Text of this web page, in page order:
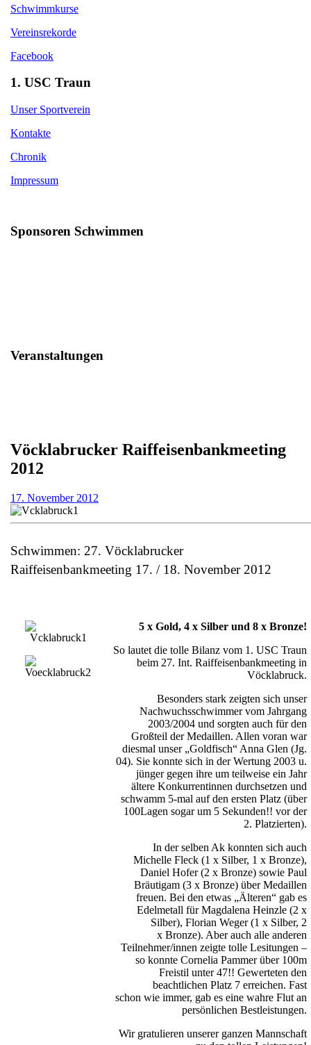
Schwimmkurse
Vereinsrekorde
Facebook
1. USC Traun
Unser Sportverein
Kontakte
Chronik
Impressum
Sponsoren Schwimmen
Veranstaltungen
Vöcklabrucker Raiffeisenbankmeeting
2012
17. November 2012
2012
Schwimmen: 27. Vöcklabrucker
Raiffeisenbankmeeting 17. / 18. November 2012
5 x Gold, 4 x Silber und 8 x Bronze!
So lautet die tolle Bilanz vom 1. USC Traun
beim 27. Int. Raiffeisenbankmeeting in
Vöcklabruck.
Besonders stark zeigten sich unser
Nachwuchsschwimmer vom Jahrgang
2003/2004 und sorgten auch für den
Großteil der Medaillen. Allen voran war
diesmal unser „Goldfisch“ Anna Glen (Jg.
04). Sie konnte sich in der Wertung 2003 u.
jünger gegen ihre um teilweise ein Jahr
ältere Konkurrentinnen durchsetzen und
schwamm 5-mal auf den ersten Platz (über
100Lagen sogar um 5 Sekunden!! vor der
2. Platzierten).
In der selben Ak konnten sich auch
Michelle Fleck (1 x Silber, 1 x Bronze),
Daniel Hofer (2 x Bronze) sowie Paul
Bräutigam (3 x Bronze) über Medaillen
freuen. Bei den etwas „Älteren“ gab es
Edelmetall für Magdalena Heinzle (2 x
Silber), Florian Weger (1 x Silber, 2
x Bronze). Aber auch alle anderen
Teilnehmer/innen zeigte tolle Lesitungen –
so konnte Cornelia Pammer über 100m
Freistil unter 47!! Gewerteten den
beachtlichen Platz 7 erreichen. Fast
schon wie immer, gab es eine wahre Flut an
persönlichen Bestleistungen.
Wir gratulieren unserer ganzen Mannschaft